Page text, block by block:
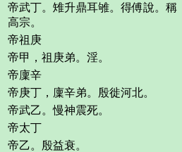
帝武丁。雉升鼎耳雊。得傅說。稱
高宗。
帝祖庚
帝甲，祖庚弟。淫。
帝廩辛
帝庚丁，廩辛弟。殷徙河北。
帝武乙。慢神震死。
帝太丁
帝乙。殷益衰。